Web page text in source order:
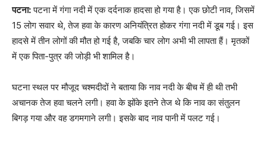
पटना:पटना में गंगा नदी में एक दर्दनाक हादसा हो गया है। एक छोटी नाव, जिसमें
15 लोग सवार थे, तेज हवा के कारण अनियंत्रित होकर गंगा नदी में डूब गई। इस
हादसे में तीन लोगों की मौत हो गई है, जबकि चार लोग अभी भी लापता हैं। मृतकों
में एक पिता-पुत्र की जोड़ी भी शामिल है।
घटना स्थल पर मौजूद चश्मदीदों ने बताया कि नाव नदी के बीच में ही थी तभी
अचानक तेज हवा चलने लगी। हवा के झोंके इतने तेज थे कि नाव का संतुलन
बिगड़ गया और वह डगमगाने लगी। इसके बाद नाव पानी में पलट गई।